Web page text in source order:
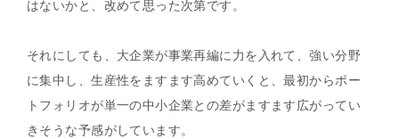
はないかと、改めて思った次第です。
それにしても、大企業が事業再編に力を入れて、強い分野
に集中し、生産性をますます高めていくと、最初からポー
トフォリオが単一の中小企業との差がますます広がってい
きそうな予感がしています。